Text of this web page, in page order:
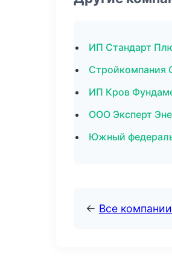
ИП Стандарт
Стройкомпания
ИП Кров
ООО Эксперт
Южный
← Все